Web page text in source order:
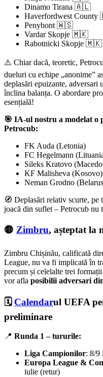
Dinamo Tirana 🇦🇱
Haverfordwest
Penybont 🇼🇸
Vardar Skopje 🇲🇰
Rabotnicki Skopje 🇲🇰
⚠️ Chiar dacă, teoretic,
dueluri cu echipe „anonime”
deplasări epuizante, adversari
înclina balanța. O abordare
esențială!
🎯 IA-ul nostru a modelat o
Petrocub:
FK Auda (Letonia)
FC Hegelmann
Sileks Kratovo
KF Malisheva (Kosovo)
Neman Grodno
🧭 Deplasări relativ scurte, pe
joacă din suflet – Petrocub nu
🟡 Zimbru, așteptat la
Zimbru Chișinău, calificată
League, nu va fi implicată în
precum și celelalte trei
vor afla posibilii adversari
🗓️ Calendarul UEFA
preliminare
📍 Runda 1 – tururile:
Liga Campionilor: 8/9
Europa League &
iulie (retur)